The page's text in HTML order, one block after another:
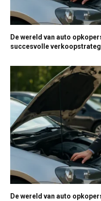
De wereld van auto
succesvolle
De wereld van auto